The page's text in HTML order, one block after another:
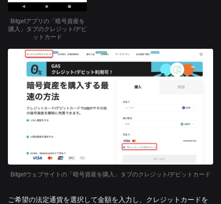
Bitgetアプリの「暗号資産を
購入」タブのクレジット/デビ
ットカード
Bitgetウェブサイトの「暗号資産を購入」タブのクレジット/デビットカード
ご希望の法定通貨を選択して金額を入力し、クレジットカードを